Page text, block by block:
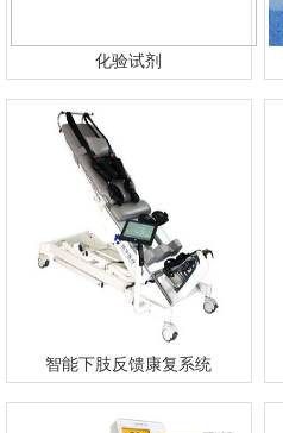
化验试剂
智能下肢反馈康复系统